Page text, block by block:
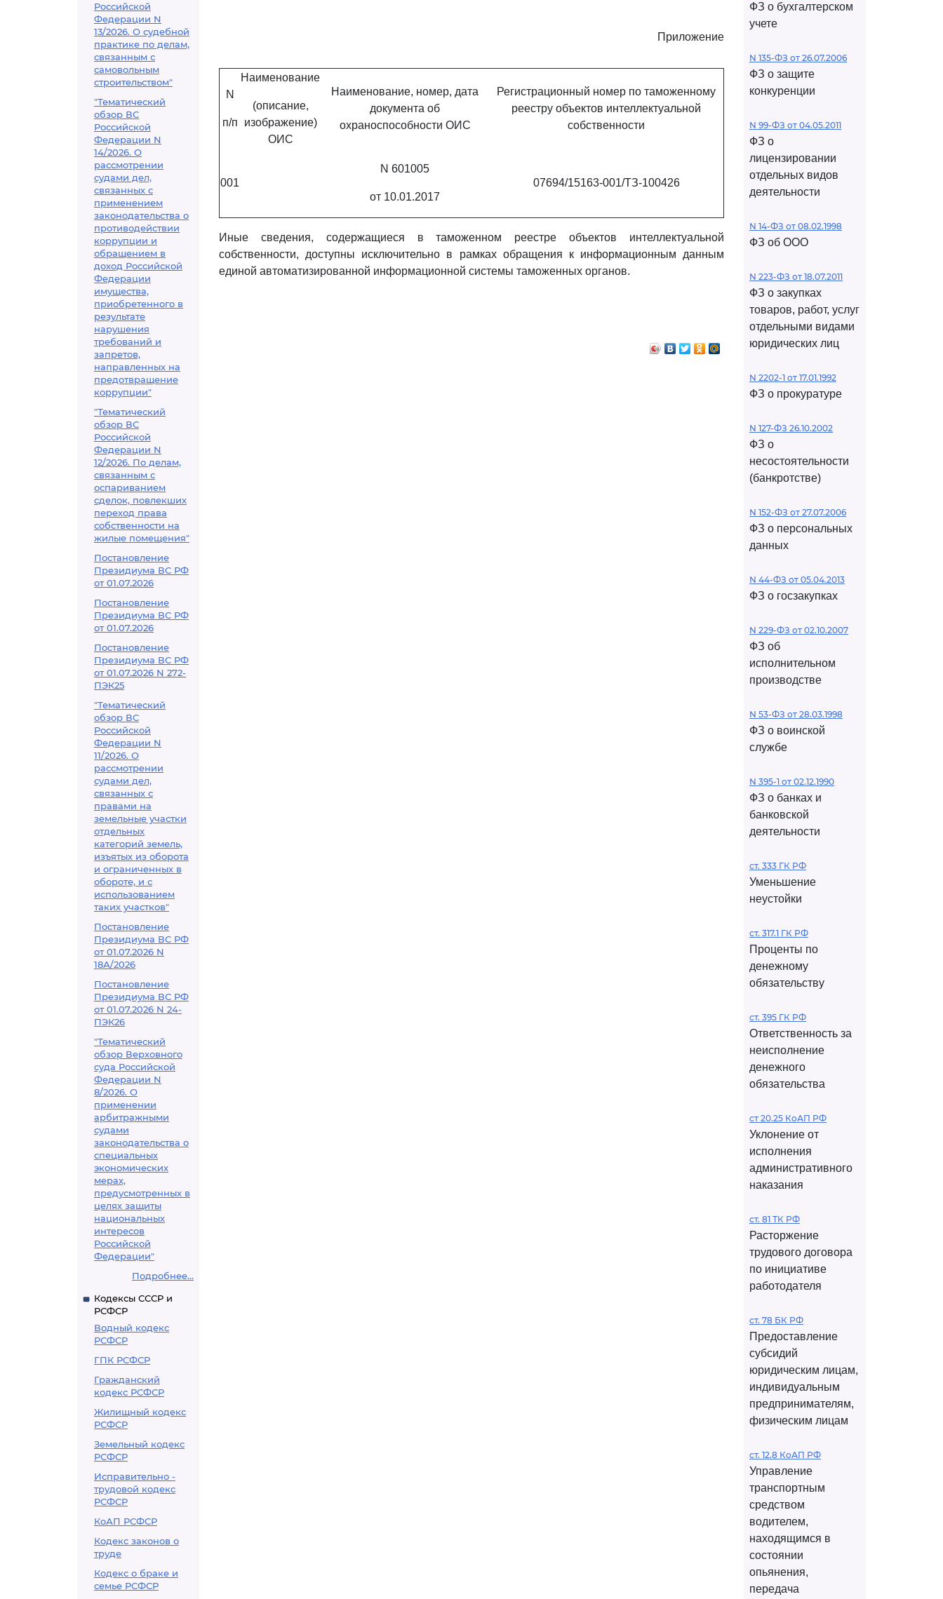
Российской
Федерации N
13/2026. О судебной
практике по делам,
связанным с
самовольным
строительством"
"Тематический
обзор ВС
Российской
Федерации N
14/2026. О
рассмотрении
судами дел,
связанных с
применением
законодательства о
противодействии
коррупции и
обращением в
доход Российской
Федерации
имущества,
приобретенного в
результате
нарушения
требований и
запретов,
направленных на
предотвращение
коррупции"
"Тематический
обзор ВС
Российской
Федерации N
12/2026. По делам,
связанным с
оспариванием
сделок, повлекших
переход права
собственности на
жилые помещения"
Постановление
Президиума ВС РФ
от 01.07.2026
Постановление
Президиума ВС РФ
от 01.07.2026
Постановление
Президиума ВС РФ
от 01.07.2026 N 272-
ПЭК25
"Тематический
обзор ВС
Российской
Федерации N
11/2026. О
рассмотрении
судами дел,
связанных с
правами на
земельные участки
отдельных
категорий земель,
изъятых из оборота
и ограниченных в
обороте, и с
использованием
таких участков"
Постановление
Президиума ВС РФ
от 01.07.2026 N
18А/2026
Постановление
Президиума ВС РФ
от 01.07.2026 N 24-
ПЭК26
"Тематический
обзор Верховного
суда Российской
Федерации N
8/2026. О
применении
арбитражными
судами
законодательства о
специальных
экономических
мерах,
предусмотренных в
целях защиты
национальных
интересов
Российской
Федерации"
Подробнее...
Кодексы СССР и
РСФСР
Водный кодекс
РСФСР
ГПК РСФСР
Гражданский
кодекс РСФСР
Жилищный кодекс
РСФСР
Земельный кодекс
РСФСР
Исправительно -
трудовой кодекс
РСФСР
КоАП РСФСР
Кодекс законов о
труде
Кодекс о браке и
семье РСФСР
Приложение
N
п/п
Наименование
(описание,
изображение)
ОИС
Наименование, номер, дата
документа об
охраноспособности ОИС
Регистрационный номер по таможенному
реестру объектов интеллектуальной
собственности
001
N 601005
от 10.01.2017
07694/15163-001/ТЗ-100426
Иные сведения, содержащиеся в таможенном реестре объектов интеллектуальной
собственности, доступны исключительно в рамках обращения к информационным данным
единой автоматизированной информационной системы таможенных органов.
ФЗ о бухгалтерском
учете
N 135-ФЗ от 26.07.2006
ФЗ о защите
конкуренции
N 99-ФЗ от 04.05.2011
ФЗ о
лицензировании
отдельных видов
деятельности
N 14-ФЗ от 08.02.1998
ФЗ об ООО
N 223-ФЗ от 18.07.2011
ФЗ о закупках
товаров, работ, услуг
отдельными видами
юридических лиц
N 2202-1 от 17.01.1992
ФЗ о прокуратуре
N 127-ФЗ 26.10.2002
ФЗ о
несостоятельности
(банкротстве)
N 152-ФЗ от 27.07.2006
ФЗ о персональных
данных
N 44-ФЗ от 05.04.2013
ФЗ о госзакупках
N 229-ФЗ от 02.10.2007
ФЗ об
исполнительном
производстве
N 53-ФЗ от 28.03.1998
ФЗ о воинской
службе
N 395-1 от 02.12.1990
ФЗ о банках и
банковской
деятельности
ст. 333 ГК РФ
Уменьшение
неустойки
ст. 317.1 ГК РФ
Проценты по
денежному
обязательству
ст. 395 ГК РФ
Ответственность за
неисполнение
денежного
обязательства
ст 20.25 КоАП РФ
Уклонение от
исполнения
административного
наказания
ст. 81 ТК РФ
Расторжение
трудового договора
по инициативе
работодателя
ст. 78 БК РФ
Предоставление
субсидий
юридическим лицам,
индивидуальным
предпринимателям,
физическим лицам
ст. 12.8 КоАП РФ
Управление
транспортным
средством
водителем,
находящимся в
состоянии
опьянения,
передача